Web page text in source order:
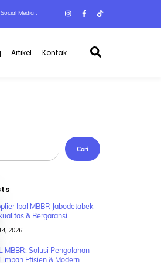
Media :
Artikel Kontak
Cari
Ipal MBBR Jabodetabek
& Bergaransi
2026
MBBR: Solusi Pengolahan
Efisien & Modern